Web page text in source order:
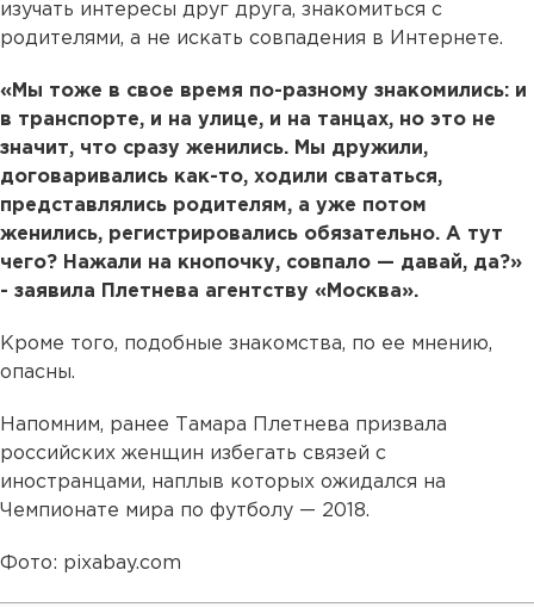
изучать интересы друг друга, знакомиться с
родителями, а не искать совпадения в Интернете.
«Мы тоже в свое время по-разному знакомились: и
в транспорте, и на улице, и на танцах, но это не
значит, что сразу женились. Мы дружили,
договаривались как-то, ходили свататься,
представлялись родителям, а уже потом
женились, регистрировались обязательно. А тут
чего? Нажали на кнопочку, совпало — давай, да?»
- заявила Плетнева агентству «Москва».
Кроме того, подобные знакомства, по ее мнению,
опасны.
Напомним, ранее Тамара Плетнева призвала
российских женщин избегать связей с
иностранцами, наплыв которых ожидался на
Чемпионате мира по футболу — 2018.
Фото: pixabay.com